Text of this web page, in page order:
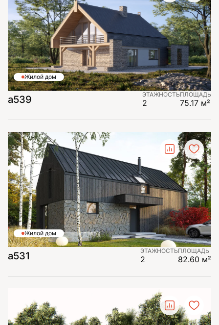
Жилой дом
а539 ЭТАЖНОСТЬ
2
ПЛОЩАДЬ
75.17 м²
Жилой дом
а531 ЭТАЖНОСТЬ
2
ПЛОЩАДЬ
82.60 м²